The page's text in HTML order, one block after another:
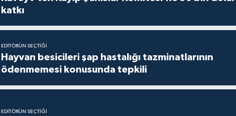
katkı
EDITÖRÜN SEÇTIĞI
Hayvan besicileri şap hastalığı tazminatlarının
ödenmemesi konusunda tepkili
EDITÖRÜN SEÇTIĞI